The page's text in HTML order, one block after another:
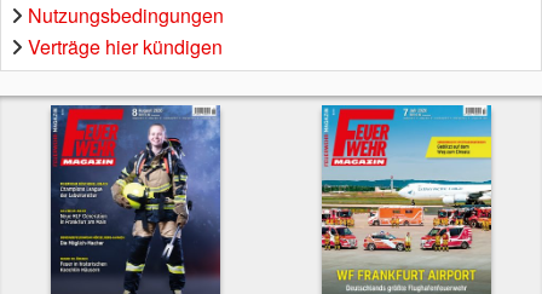
Nutzungsbedingungen
Verträge hier kündigen